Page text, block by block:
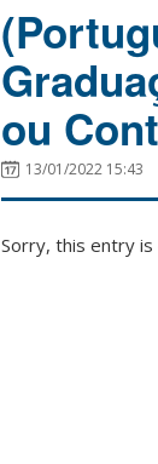
ou
13/01/2022 15:43
Sorry, this entry is